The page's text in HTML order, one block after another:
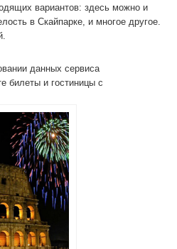
вариантов: здесь можно и
в Скайпарке, и многое другое.
данных сервиса
билеты и гостиницы с